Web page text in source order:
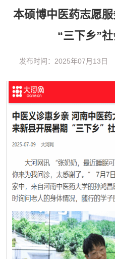
本硕博中医药志愿
“三下乡”
发布时间：2025年07月13日